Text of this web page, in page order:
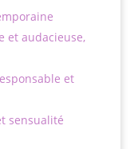
et audacieuse,
et
sensualité